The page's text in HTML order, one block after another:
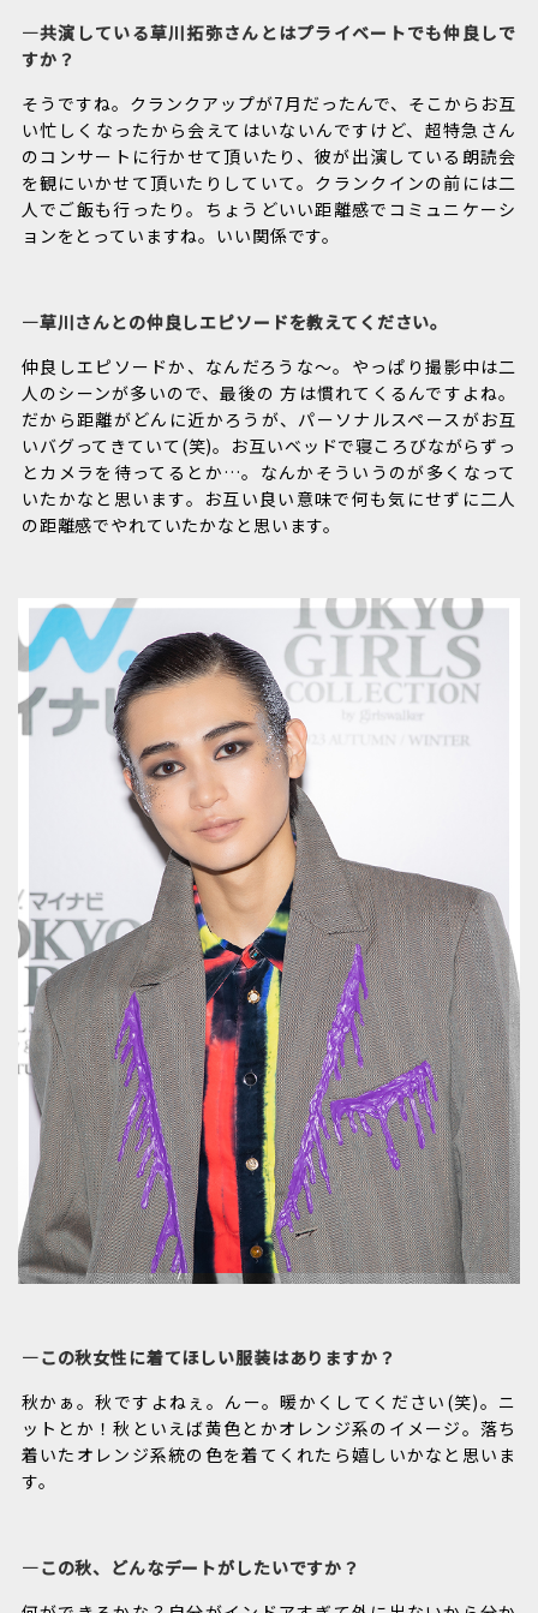
―共演している草川拓弥さんとはプライベートでも仲良しで
すか？
そうですね。クランクアップが7月だったんで、そこからお互
い忙しくなったから会えてはいないんですけど、超特急さん
のコンサートに行かせて頂いたり、彼が出演している朗読会
を観にいかせて頂いたりしていて。クランクインの前には二
人でご飯も行ったり。ちょうどいい距離感でコミュニケーシ
ョンをとっていますね。いい関係です。
―草川さんとの仲良しエピソードを教えてください。
仲良しエピソードか、なんだろうな～。やっぱり撮影中は二
人のシーンが多いので、最後の 方は慣れてくるんですよね。
だから距離がどんに近かろうが、パーソナルスペースがお互
いバグってきていて(笑)。お互いベッドで寝ころびながらずっ
とカメラを待ってるとか…。なんかそういうのが多くなって
いたかなと思います。お互い良い意味で何も気にせずに二人
の距離感でやれていたかなと思います。
―この秋女性に着てほしい服装はありますか？
秋かぁ。秋ですよねぇ。んー。暖かくしてください(笑)。ニ
ットとか！秋といえば黄色とかオレンジ系のイメージ。落ち
着いたオレンジ系統の色を着てくれたら嬉しいかなと思いま
す。
―この秋、どんなデートがしたいですか？